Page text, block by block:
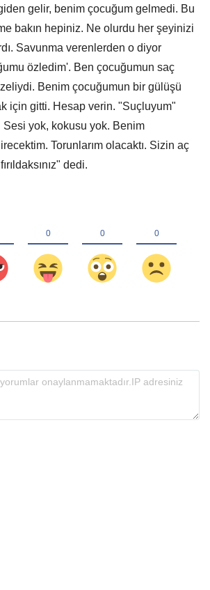
gelir, benim çocuğum gelmedi. Bu
bakın hepiniz. Ne olurdu her şeyinizi
Savunma verenlerden o diyor
özledim'. Ben çocuğumun saç
Benim çocuğumun bir gülüşü
için gitti. Hesap verin. "Suçluyum"
yok, kokusu yok. Benim
Torunlarım olacaktı. Sizin aç
dedi.